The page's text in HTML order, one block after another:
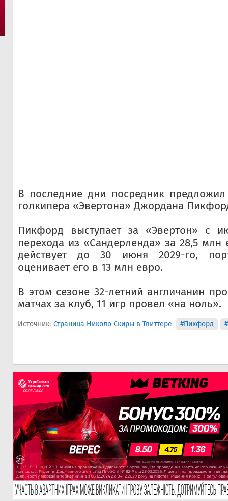
В последние дни посредник предложил
голкипера «Эвертона» Джордана
Пикфорд выступает за «Эвертон» с
перехода из «Сандерленда» за 28,5 млн
действует до 30 июня 2029-го,
оценивает его в 13 млн евро.
В этом сезоне 32-летний англичанин
матчах за клуб, 11 игр провел «на ноль».
Источник: Страница Николо Скиры в Твиттере #Пикфорд